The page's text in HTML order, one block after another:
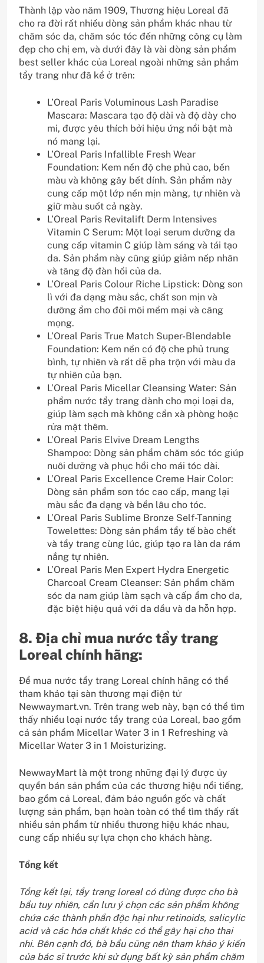
Thành lập vào năm 1909, Thương hiệu Loreal đã
cho ra đời rất nhiều dòng sản phẩm khác nhau từ
chăm sóc da, chăm sóc tóc đến những công cụ làm
đẹp cho chị em, và dưới đây là vài dòng sản phẩm
best seller khác của Loreal ngoài những sản phẩm
tẩy trang như đã kể ở trên:
L’Oreal Paris Voluminous Lash Paradise
Mascara: Mascara tạo độ dài và độ dày cho
mi, được yêu thích bởi hiệu ứng nổi bật mà
nó mang lại.
L’Oreal Paris Infallible Fresh Wear
Foundation: Kem nền độ che phủ cao, bền
màu và không gây bết dính. Sản phẩm này
cung cấp một lớp nền mịn màng, tự nhiên và
giữ màu suốt cả ngày.
L’Oreal Paris Revitalift Derm Intensives
Vitamin C Serum: Một loại serum dưỡng da
cung cấp vitamin C giúp làm sáng và tái tạo
da. Sản phẩm này cũng giúp giảm nếp nhăn
và tăng độ đàn hồi của da.
L’Oreal Paris Colour Riche Lipstick: Dòng son
lì với đa dạng màu sắc, chất son mịn và
dưỡng ẩm cho đôi môi mềm mại và căng
mọng.
L’Oreal Paris True Match Super-Blendable
Foundation: Kem nền có độ che phủ trung
bình, tự nhiên và rất dễ pha trộn với màu da
tự nhiên của bạn.
L’Oreal Paris Micellar Cleansing Water: Sản
phẩm nước tẩy trang dành cho mọi loại da,
giúp làm sạch mà không cần xà phòng hoặc
rửa mặt thêm.
L’Oreal Paris Elvive Dream Lengths
Shampoo: Dòng sản phẩm chăm sóc tóc giúp
nuôi dưỡng và phục hồi cho mái tóc dài.
L’Oreal Paris Excellence Creme Hair Color:
Dòng sản phẩm sơn tóc cao cấp, mang lại
màu sắc đa dạng và bền lâu cho tóc.
L’Oreal Paris Sublime Bronze Self-Tanning
Towelettes: Dòng sản phẩm tẩy tế bào chết
và tẩy trang cùng lúc, giúp tạo ra làn da rám
nắng tự nhiên.
L’Oreal Paris Men Expert Hydra Energetic
Charcoal Cream Cleanser: Sản phẩm chăm
sóc da nam giúp làm sạch và cấp ẩm cho da,
đặc biệt hiệu quả với da dầu và da hỗn hợp.
8. Địa chỉ mua nước tẩy trang
Loreal chính hãng:
Để mua nước tẩy trang Loreal chính hãng có thể
tham khảo tại sàn thương mại điện tử
Newwaymart.vn. Trên trang web này, bạn có thể tìm
thấy nhiều loại nước tẩy trang của Loreal, bao gồm
cả sản phẩm Micellar Water 3 in 1 Refreshing và
Micellar Water 3 in 1 Moisturizing.
NewwayMart là một trong những đại lý được ủy
quyền bán sản phẩm của các thương hiệu nổi tiếng,
bao gồm cả Loreal, đảm bảo nguồn gốc và chất
lượng sản phẩm, bạn hoàn toàn có thể tìm thấy rất
nhiều sản phẩm từ nhiều thương hiệu khác nhau,
cung cấp nhiều sự lựa chọn cho khách hàng.
Tổng kết
Tổng kết lại, tẩy trang loreal có dùng được cho bà
bầu tuy nhiên, cần lưu ý chọn các sản phẩm không
chứa các thành phần độc hại như retinoids, salicylic
acid và các hóa chất khác có thể gây hại cho thai
nhi. Bên cạnh đó, bà bầu cũng nên tham khảo ý kiến
của bác sĩ trước khi sử dụng bất kỳ sản phẩm chăm